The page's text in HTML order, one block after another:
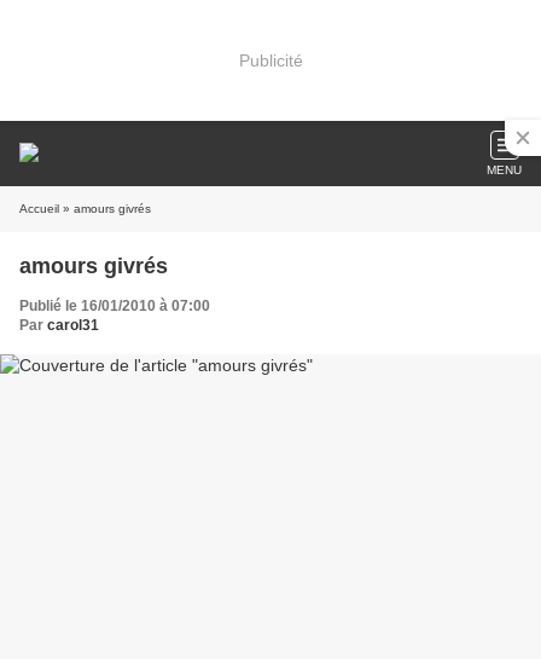
Publicité
MENU
Accueil » amours givrés
amours givrés
Publié le 16/01/2010 à 07:00
Par carol31